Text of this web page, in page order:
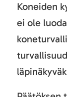
Koneiden
ei ole